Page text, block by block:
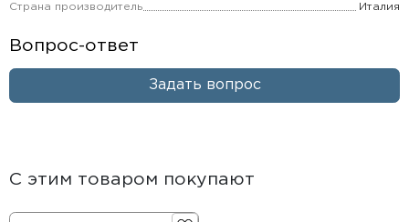
Страна производитель Италия
Вопрос-ответ
Задать вопрос
С этим товаром покупают